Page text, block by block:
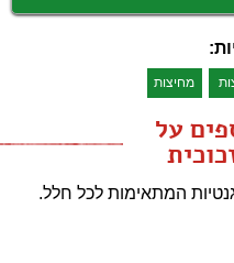
מחיצות
על
המתאימות לכל חלל.